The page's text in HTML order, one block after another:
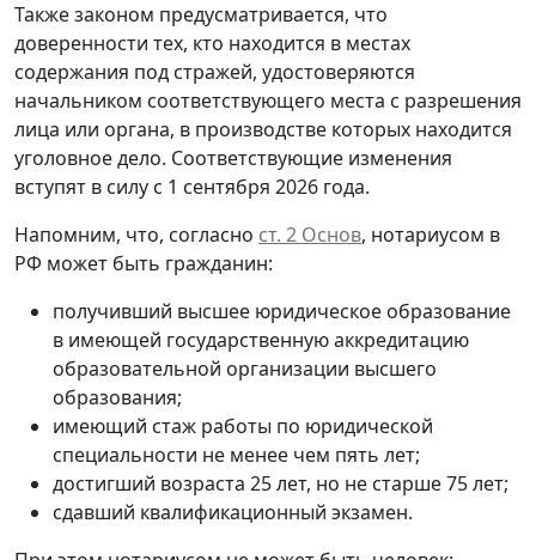
Также законом предусматривается, что
доверенности тех, кто находится в местах
содержания под стражей, удостоверяются
начальником соответствующего места с разрешения
лица или органа, в производстве которых находится
уголовное дело. Соответствующие изменения
вступят в силу с 1 сентября 2026 года.
Напомним, что, согласно ст. 2 Основ, нотариусом в
РФ может быть гражданин:
получивший высшее юридическое образование
в имеющей государственную аккредитацию
образовательной организации высшего
образования;
имеющий стаж работы по юридической
специальности не менее чем пять лет;
достигший возраста 25 лет, но не старше 75 лет;
сдавший квалификационный экзамен.